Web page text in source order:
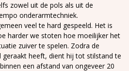
zowel uit de pols als uit de
onderarmtechniek.
veel te hard gespeeld. Het is
harder we stoten hoe moeilijker het
zuiver te spelen. Zodra de
geraakt heeft, dient hij tot stilstand te
een afstand van ongeveer 20